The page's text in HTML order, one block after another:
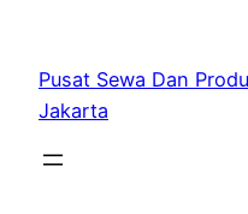
content
Pusat Sewa Dan
Jakarta